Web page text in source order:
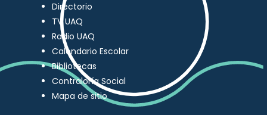
Directorio
TV UAQ
Radio UAQ
Calendario Escolar
Bibliotecas
Contraloría Social
Mapa de sitio